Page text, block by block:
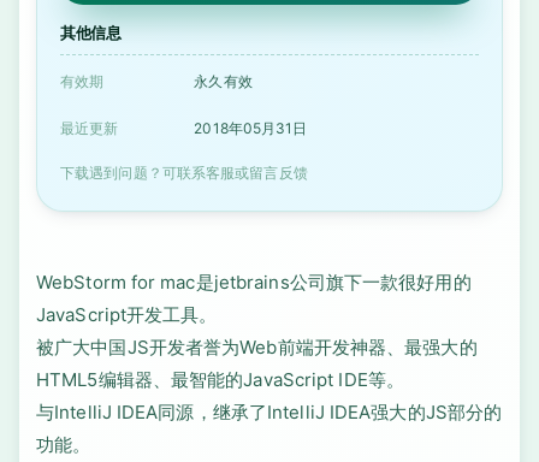
其他信息
有效期 永久有效
最近更新 2018年05月31日
下载遇到问题？可联系客服或留言反馈
WebStorm for mac是jetbrains公司旗下一款很好用的
JavaScript开发工具。
被广大中国JS开发者誉为Web前端开发神器、最强大的
HTML5编辑器、最智能的JavaScript IDE等。
与IntelliJ IDEA同源，继承了IntelliJ IDEA强大的JS部分的
功能。